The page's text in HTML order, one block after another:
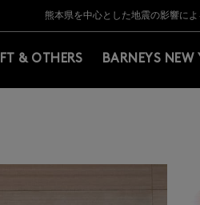
BARNEYS＞会員のお客様は11,000円（
【夏季休業に伴う返品・交換承り一時
熊本県を中心とした地震の影響に
【開催中】SUMMER SALE
BARNEYS＞会員のお客様は11,000円（
【夏季休業に伴う返品・交換承り一時
& OTHERS BARNEYS NEW